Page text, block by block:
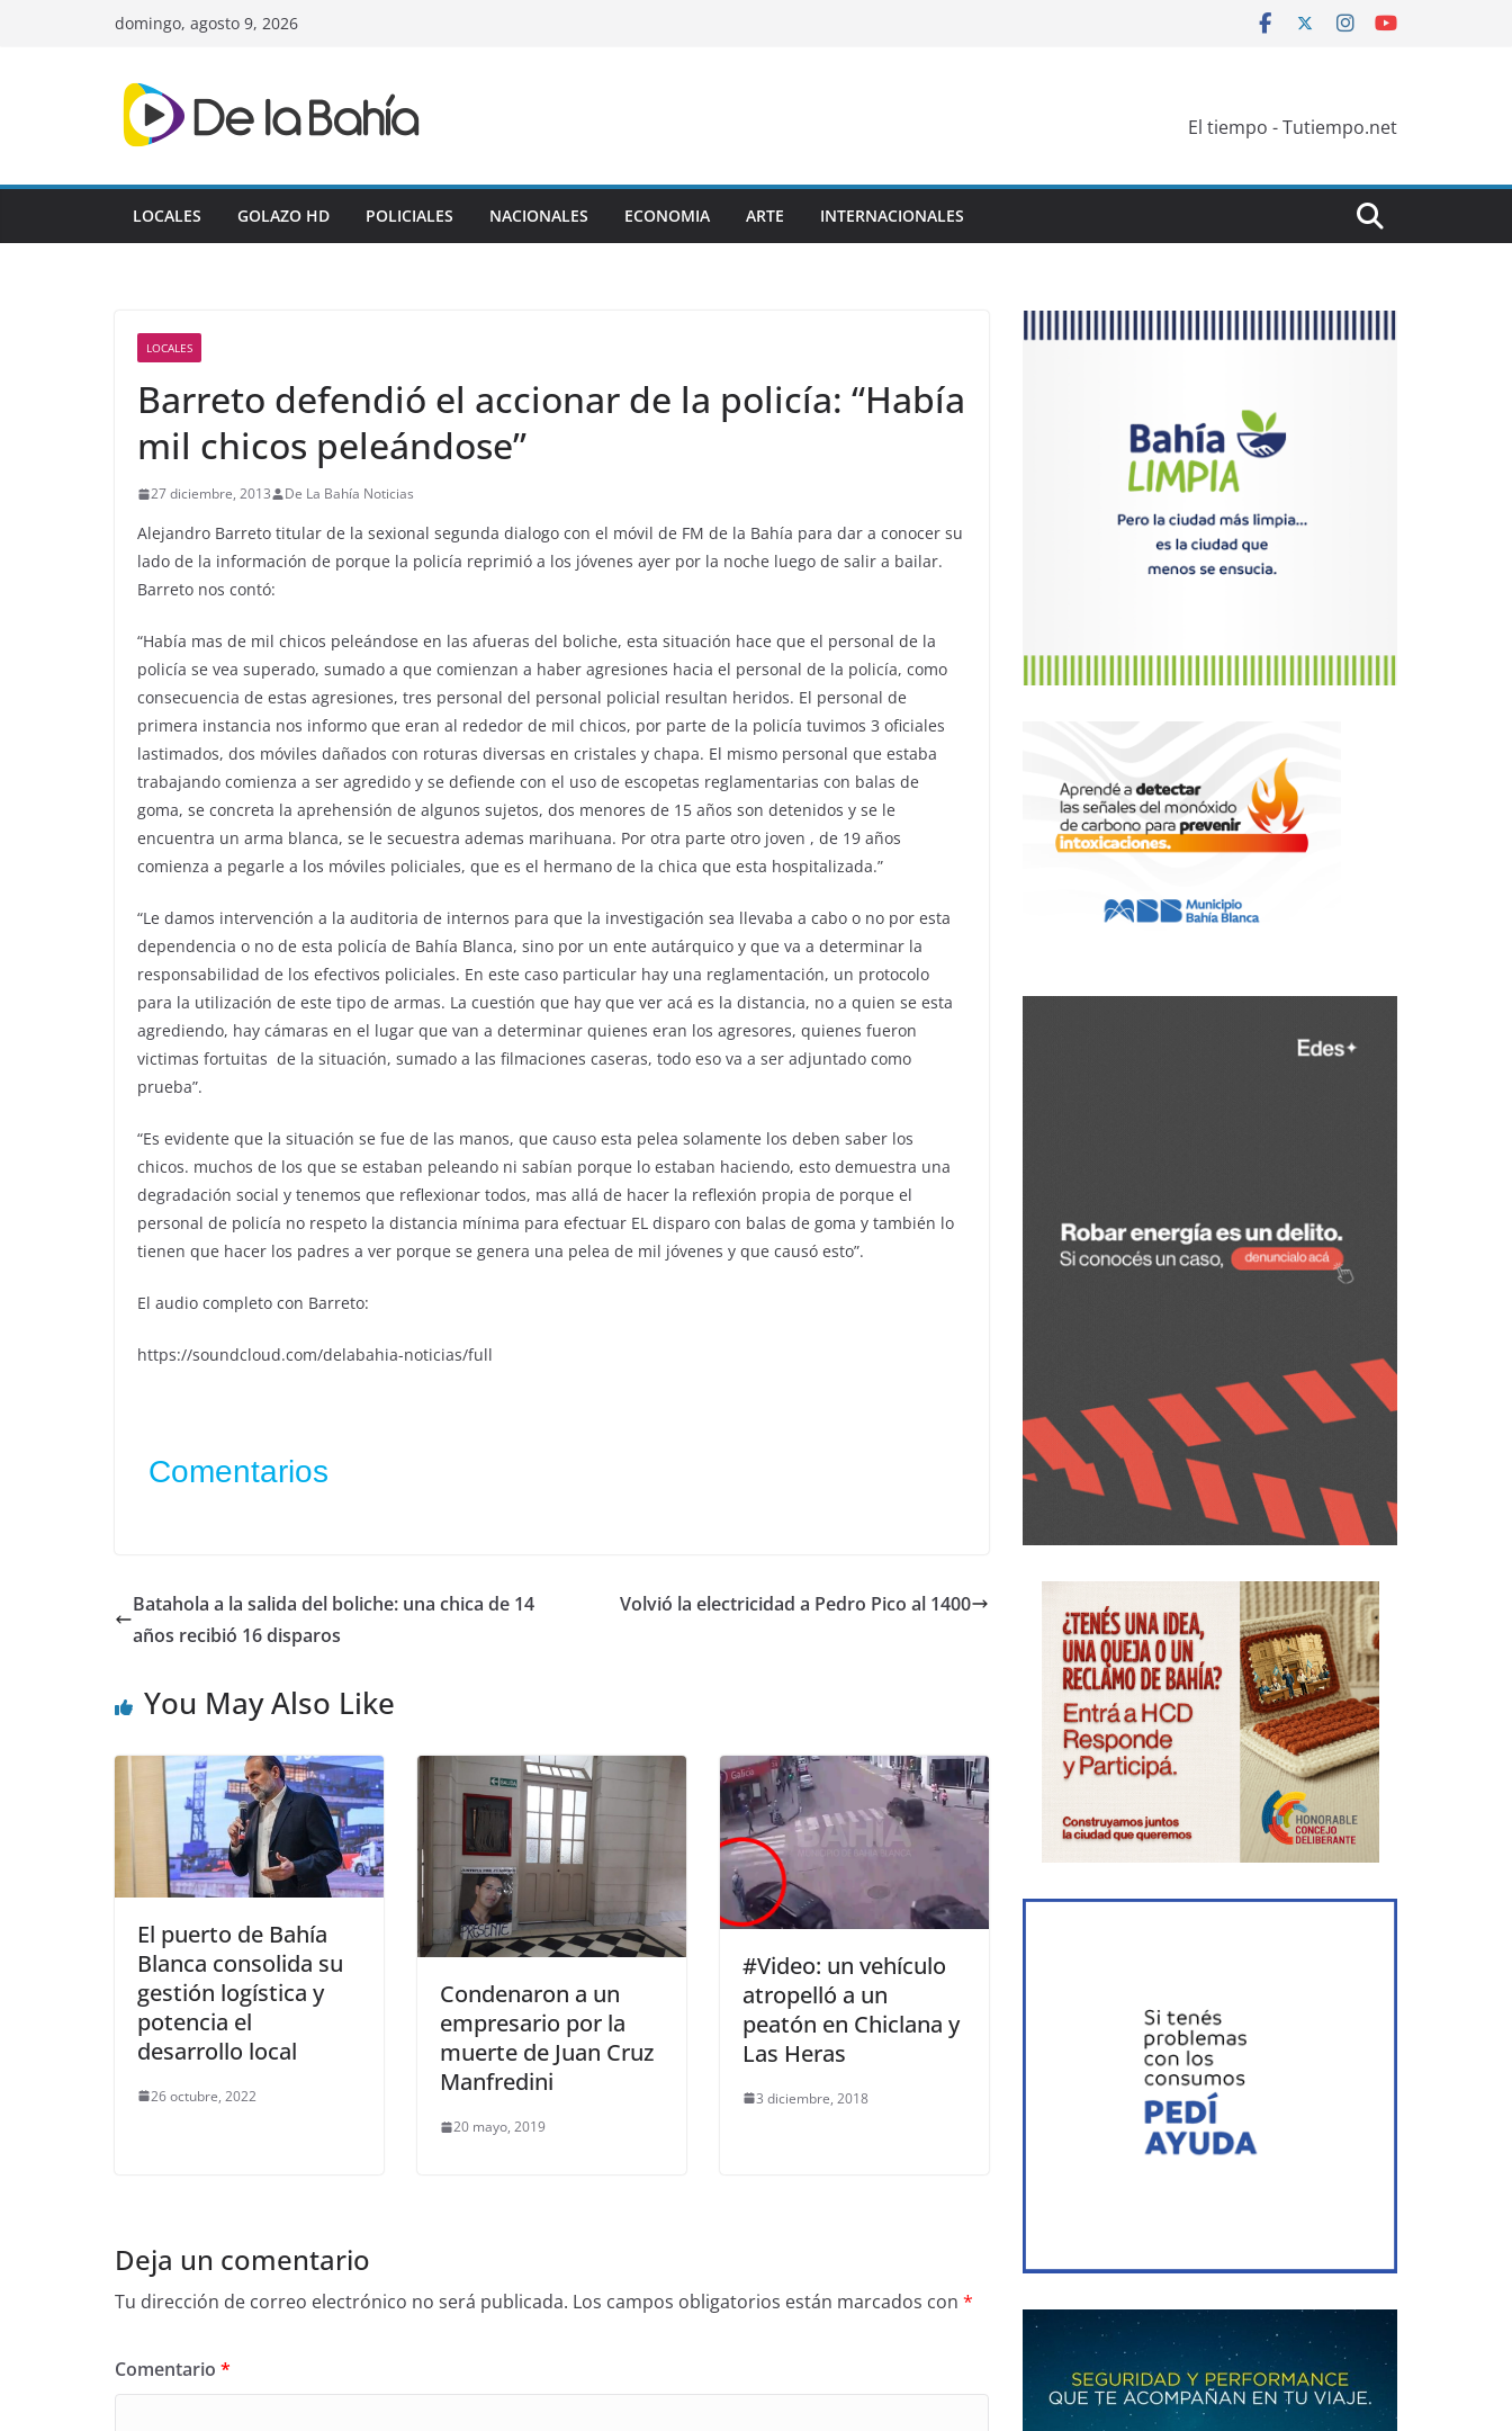
domingo, agosto 9, 2026
El tiempo - Tutiempo.net
LOCALES GOLAZO HD POLICIALES NACIONALES ECONOMIA ARTE INTERNACIONALES
LOCALES
Barreto defendió el accionar de la policía: “Había
mil chicos peleándose”
27 diciembre, 2013 De La Bahía Noticias
Alejandro Barreto titular de la sexional segunda dialogo con el móvil de FM de la Bahía para dar a conocer su
lado de la información de porque la policía reprimió a los jóvenes ayer por la noche luego de salir a bailar.
Barreto nos contó:
“Había mas de mil chicos peleándose en las afueras del boliche, esta situación hace que el personal de la
policía se vea superado, sumado a que comienzan a haber agresiones hacia el personal de la policía, como
consecuencia de estas agresiones, tres personal del personal policial resultan heridos. El personal de
primera instancia nos informo que eran al rededor de mil chicos, por parte de la policía tuvimos 3 oficiales
lastimados, dos móviles dañados con roturas diversas en cristales y chapa. El mismo personal que estaba
trabajando comienza a ser agredido y se defiende con el uso de escopetas reglamentarias con balas de
goma, se concreta la aprehensión de algunos sujetos, dos menores de 15 años son detenidos y se le
encuentra un arma blanca, se le secuestra ademas marihuana. Por otra parte otro joven , de 19 años
comienza a pegarle a los móviles policiales, que es el hermano de la chica que esta hospitalizada.”
“Le damos intervención a la auditoria de internos para que la investigación sea llevaba a cabo o no por esta
dependencia o no de esta policía de Bahía Blanca, sino por un ente autárquico y que va a determinar la
responsabilidad de los efectivos policiales. En este caso particular hay una reglamentación, un protocolo
para la utilización de este tipo de armas. La cuestión que hay que ver acá es la distancia, no a quien se esta
agrediendo, hay cámaras en el lugar que van a determinar quienes eran los agresores, quienes fueron
victimas fortuitas de la situación, sumado a las filmaciones caseras, todo eso va a ser adjuntado como
prueba”.
“Es evidente que la situación se fue de las manos, que causo esta pelea solamente los deben saber los
chicos. muchos de los que se estaban peleando ni sabían porque lo estaban haciendo, esto demuestra una
degradación social y tenemos que reflexionar todos, mas allá de hacer la reflexión propia de porque el
personal de policía no respeto la distancia mínima para efectuar EL disparo con balas de goma y también lo
tienen que hacer los padres a ver porque se genera una pelea de mil jóvenes y que causó esto”.
El audio completo con Barreto:
https://soundcloud.com/delabahia-noticias/full
Comentarios
Batahola a la salida del boliche: una chica de 14
años recibió 16 disparos
Volvió la electricidad a Pedro Pico al 1400
You May Also Like
El puerto de Bahía
Blanca consolida su
gestión logística y
potencia el
desarrollo local
26 octubre, 2022
Condenaron a un
empresario por la
muerte de Juan Cruz
Manfredini
20 mayo, 2019
#Video: un vehículo
atropelló a un
peatón en Chiclana y
Las Heras
3 diciembre, 2018
Deja un comentario
Tu dirección de correo electrónico no será publicada. Los campos obligatorios están marcados con *
Comentario *